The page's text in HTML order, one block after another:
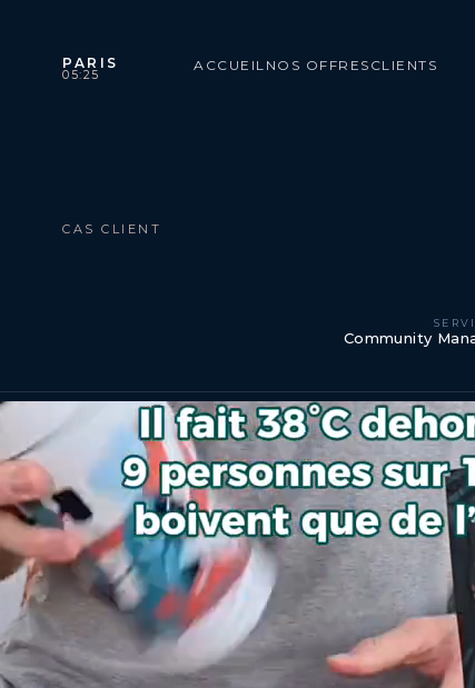
PARIS
05:25
ACCUEIL NOS OFFRES CLIENTS
CAS CLIENT
Community